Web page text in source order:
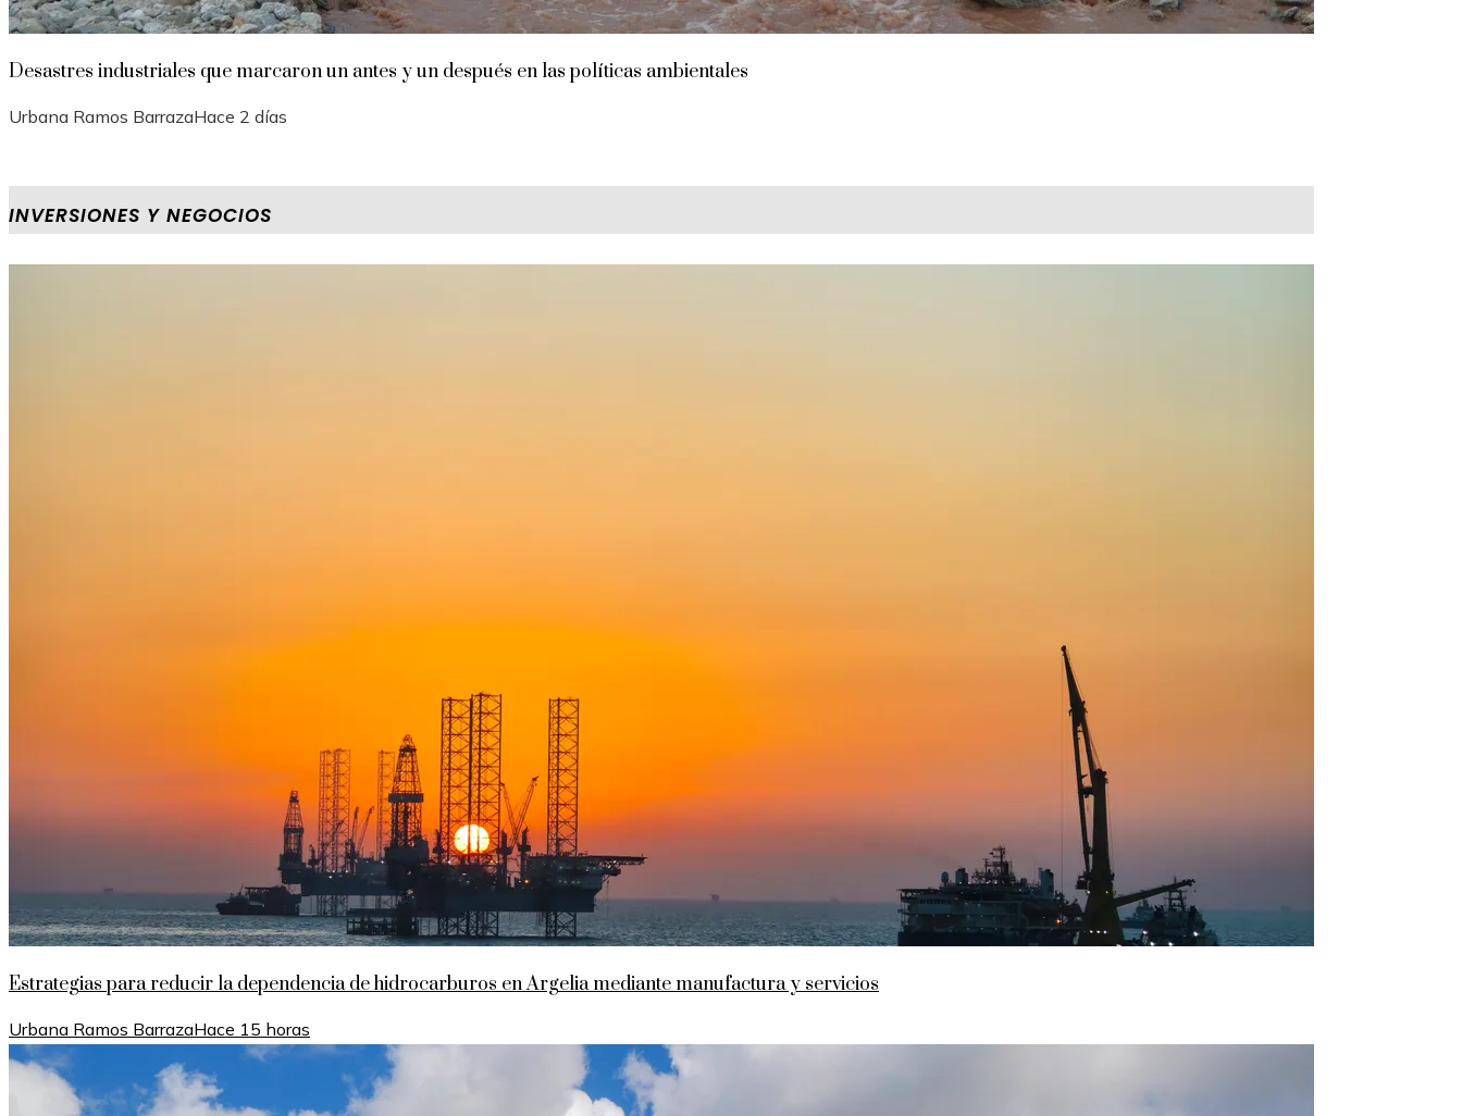
Desastres industriales que marcaron un antes y un después en las políticas ambientales
Urbana Ramos BarrazaHace 2 días
INVERSIONES Y NEGOCIOS
Estrategias para reducir la dependencia de hidrocarburos en Argelia mediante manufactura y servicios
Urbana Ramos BarrazaHace 15 horas